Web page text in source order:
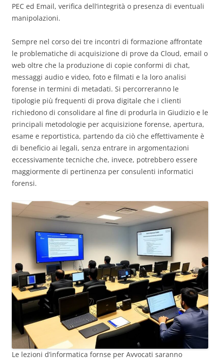
PEC ed Email, verifica dell’integrità o presenza di eventuali
manipolazioni.
Sempre nel corso dei tre incontri di formazione affrontate
le problematiche di acquisizione di prove da Cloud, email o
web oltre che la produzione di copie conformi di chat,
messaggi audio e video, foto e filmati e la loro analisi
forense in termini di metadati. Si percorreranno le
tipologie più frequenti di prova digitale che i clienti
richiedono di consolidare al fine di produrla in Giudizio e le
principali metodologie per acquisizione forense, apertura,
esame e reportistica, partendo da ciò che effettivamente è
di beneficio ai legali, senza entrare in argomentazioni
eccessivamente tecniche che, invece, potrebbero essere
maggiormente di pertinenza per consulenti informatici
forensi.
Le lezioni d’informatica fornse per Avvocati saranno